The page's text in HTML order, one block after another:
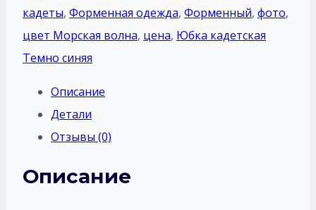
кадеты, Форменная одежда, Форменный, фото,
цвет Морская волна, цена, Юбка кадетская
Темно синяя
Описание
Детали
Отзывы (0)
Описание